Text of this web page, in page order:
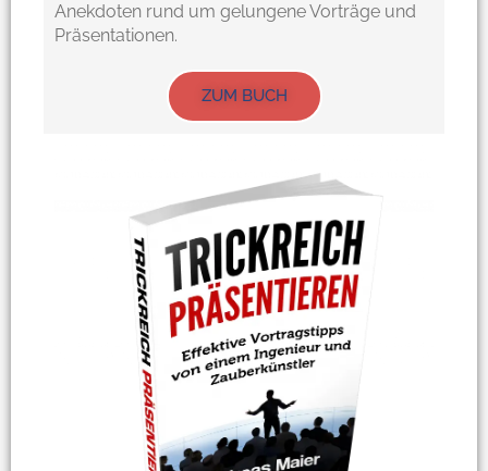
Anekdoten rund um gelungene Vorträge und
Präsentationen.
ZUM BUCH